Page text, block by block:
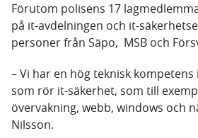
Förutom polisens 17
på it-avdelningen och it-
personer från Säpo, MSB och
– Vi har en hög teknisk
som rör it-säkerhet, som till
övervakning, webb, windows och
Nilsson.